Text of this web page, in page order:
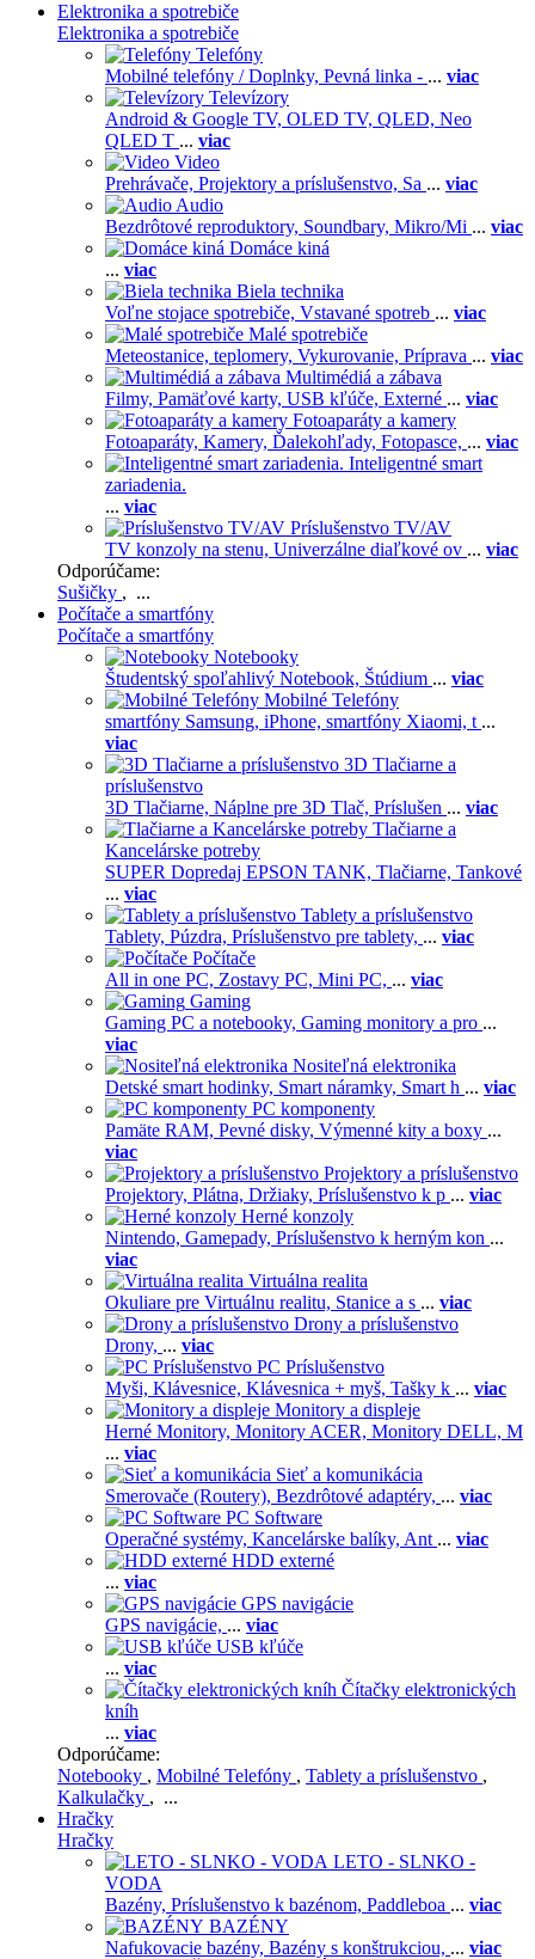
Elektronika a spotrebiče
Elektronika a spotrebiče
Telefóny
Mobilné telefóny / Doplnky, Pevná linka - ... viac
Televízory
Android & Google TV, OLED TV, QLED, Neo
QLED T ... viac
Video
Prehrávače, Projektory a príslušenstvo, Sa ... viac
Audio
Bezdrôtové reproduktory, Soundbary, Mikro/Mi ... viac
Domáce kiná
... viac
Biela technika
Voľne stojace spotrebiče, Vstavané spotreb ... viac
Malé spotrebiče
Meteostanice, teplomery, Vykurovanie, Príprava ... viac
Multimédiá a zábava
Filmy, Pamäťové karty, USB kľúče, Externé ... viac
Fotoaparáty a kamery
Fotoaparáty, Kamery, Ďalekohľady, Fotopasce, ... viac
Inteligentné smart
zariadenia.
... viac
Príslušenstvo TV/AV
TV konzoly na stenu, Univerzálne diaľkové ov ... viac
Odporúčame:
Sušičky , ...
Počítače a smartfóny
Počítače a smartfóny
Notebooky
Študentský spoľahlivý Notebook, Štúdium ... viac
Mobilné Telefóny
smartfóny Samsung, iPhone, smartfóny Xiaomi, t ...
viac
3D Tlačiarne a
príslušenstvo
3D Tlačiarne, Náplne pre 3D Tlač, Príslušen ... viac
Tlačiarne a
Kancelárske potreby
SUPER Dopredaj EPSON TANK, Tlačiarne, Tankové
... viac
Tablety a príslušenstvo
Tablety, Púzdra, Príslušenstvo pre tablety, ... viac
Počítače
All in one PC, Zostavy PC, Mini PC, ... viac
Gaming
Gaming PC a notebooky, Gaming monitory a pro ...
viac
Nositeľná elektronika
Detské smart hodinky, Smart náramky, Smart h ... viac
PC komponenty
Pamäte RAM, Pevné disky, Výmenné kity a boxy ...
viac
Projektory a príslušenstvo
Projektory, Plátna, Držiaky, Príslušenstvo k p ... viac
Herné konzoly
Nintendo, Gamepady, Príslušenstvo k herným kon ...
viac
Virtuálna realita
Okuliare pre Virtuálnu realitu, Stanice a s ... viac
Drony a príslušenstvo
Drony, ... viac
PC Príslušenstvo
Myši, Klávesnice, Klávesnica + myš, Tašky k ... viac
Monitory a displeje
Herné Monitory, Monitory ACER, Monitory DELL, M
... viac
Sieť a komunikácia
Smerovače (Routery), Bezdrôtové adaptéry, ... viac
PC Software
Operačné systémy, Kancelárske balíky, Ant ... viac
HDD externé
... viac
GPS navigácie
GPS navigácie, ... viac
USB kľúče
... viac
Čítačky elektronických
kníh
... viac
Odporúčame:
Notebooky , Mobilné Telefóny , Tablety a príslušenstvo ,
Kalkulačky , ...
Hračky
Hračky
LETO - SLNKO -
VODA
Bazény, Príslušenstvo k bazénom, Paddleboa ... viac
BAZÉNY
Nafukovacie bazény, Bazény s konštrukciou, ... viac